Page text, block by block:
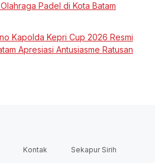
Padel di Kota Batam
Kapolda Kepri Cup 2026 Resmi
Apresiasi Antusiasme Ratusan
Kontak Sekapur Sirih